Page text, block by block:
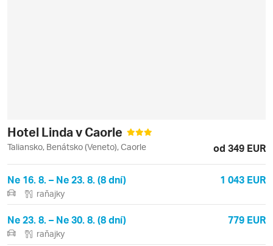
Hotel Linda v Caorle
Taliansko, Benátsko (Veneto), Caorle od 349 EUR
Ne 16. 8. – Ne 23. 8. (8 dní) 1 043 EUR
raňajky
Ne 23. 8. – Ne 30. 8. (8 dní) 779 EUR
raňajky